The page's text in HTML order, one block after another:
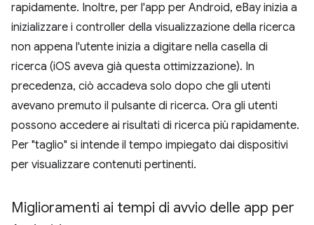
rapidamente. Inoltre, per l'app per Android, eBay inizia a
inizializzare i controller della visualizzazione della ricerca
non appena l'utente inizia a digitare nella casella di
ricerca (iOS aveva già questa ottimizzazione). In
precedenza, ciò accadeva solo dopo che gli utenti
avevano premuto il pulsante di ricerca. Ora gli utenti
possono accedere ai risultati di ricerca più rapidamente.
Per "taglio" si intende il tempo impiegato dai dispositivi
per visualizzare contenuti pertinenti.
Miglioramenti ai tempi di avvio delle app per